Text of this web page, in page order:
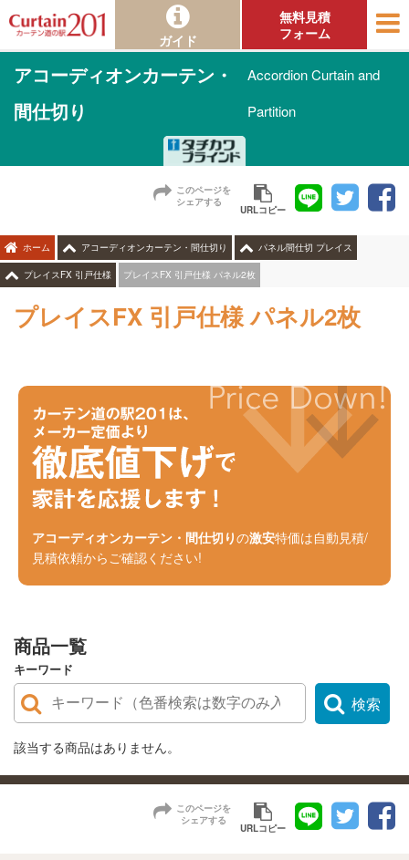
ガイド
無料見積
フォーム
アコーディオンカーテン・
間仕切り
Accordion Curtain and
Partition
このページを
シェアする
URLコピー
ホーム アコーディオンカーテン・間仕切り パネル間仕切 プレイス
プレイスFX 引戸仕様 プレイスFX 引戸仕様 パネル2枚
プレイスFX 引戸仕様 パネル2枚
アコーディオンカーテン・間仕切りの激安特価は自動見積/
見積依頼からご確認ください!
商品一覧
キーワード
検索
該当する商品はありません。
このページを
シェアする
URLコピー